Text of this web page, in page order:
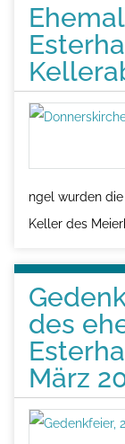
ngel wurden
Keller des
des
März